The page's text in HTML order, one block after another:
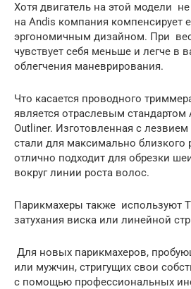
Хотя двигатель на этой модели
на Andis компания компенсирует
эргономичным дизайном. При
чувствует себя меньше и легче в
облегчения маневрирования.
Что касается проводного
является отраслевым стандартом
Outliner. Изготовленная с лезвием
стали для максимально близкого
отлично подходит для обрезки
вокруг линии роста волос.
Парикмахеры также используют
затухания виска или линейной
Для новых парикмахеров,
или мужчин, стригущих свои
с помощью профессиональных